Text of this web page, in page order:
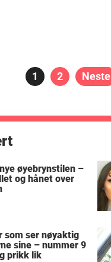
Posts
Side
1 Side
2 Neste
øyebrynstilen –
og hånet over
som ser nøyaktig
sine – nummer 9
prikk lik